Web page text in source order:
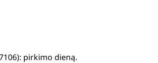
pirkimo dieną.